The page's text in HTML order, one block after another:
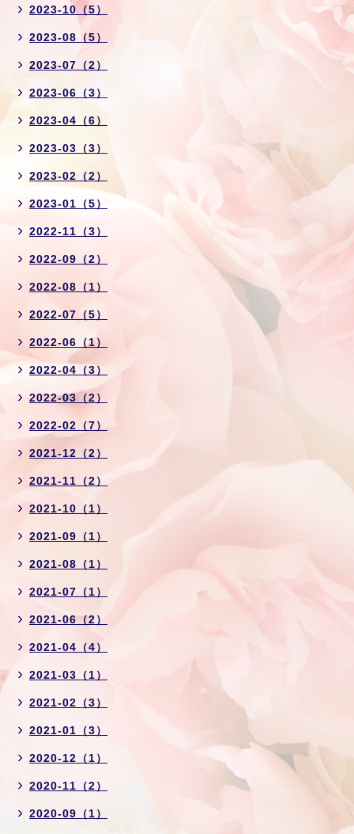
2023-10（5）
2023-08（5）
2023-07（2）
2023-06（3）
2023-04（6）
2023-03（3）
2023-02（2）
2023-01（5）
2022-11（3）
2022-09（2）
2022-08（1）
2022-07（5）
2022-06（1）
2022-04（3）
2022-03（2）
2022-02（7）
2021-12（2）
2021-11（2）
2021-10（1）
2021-09（1）
2021-08（1）
2021-07（1）
2021-06（2）
2021-04（4）
2021-03（1）
2021-02（3）
2021-01（3）
2020-12（1）
2020-11（2）
2020-09（1）